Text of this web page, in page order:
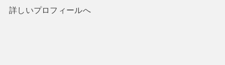
詳しいプロフィールへ